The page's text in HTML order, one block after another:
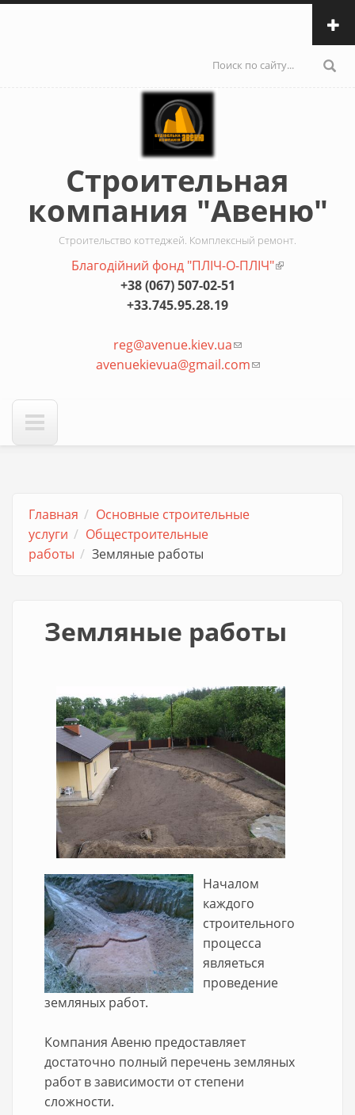
Перейти к основному содержанию
поиска
Строительная
компания "Авеню"
Строительство коттеджей. Комплексный ремонт.
Благодiйний фонд "ПЛIЧ-О-ПЛIЧ"
+38 (067) 507-02-51
+33.745.95.28.19
reg@avenue.kiev.ua
отправки email)
avenuekievua@gmail.com
Главная
Основные строительные
услуги
Общестроительные
работы
Земляные работы
Земляные работы
Началом
каждого
строительного
процесса
являеться
проведение
земляных работ.
Компания Авеню предоставляет
достаточно полный перечень земляных
работ в зависимости от степени
сложности.